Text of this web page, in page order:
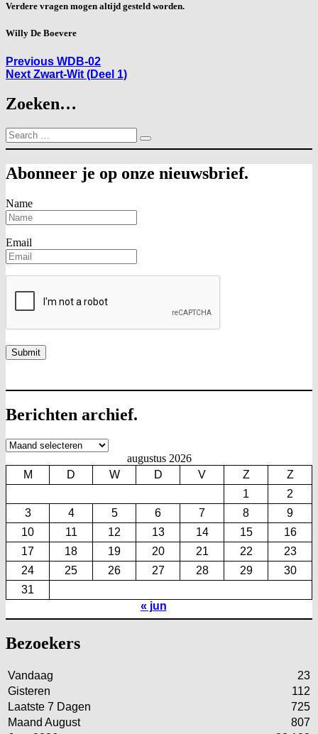
Verdere vragen mogen altijd gesteld worden.
Willy De Boevere
Berichtnavigatie
Previous Previous
post:
WDB-02
Next Next
Zwart-Wit (Deel 1)
Zoeken…
Search
…
Abonneer je op onze nieuwsbrief.
Name
Email
Berichten archief.
Berichten
augustus 2026
M
D W D V Z
Z
1
2
3
4 5 6 7 8
9
10
11 12 13 14 15
16
17
18 19 20 21 22
23
24
25 26 27 28 29
30
31
« jun
Bezoekers
Vandaag
23
Gisteren
112
Laatste 7 Dagen
725
Maand August
807